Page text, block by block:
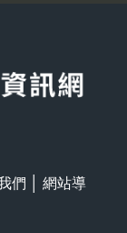
們
網站導